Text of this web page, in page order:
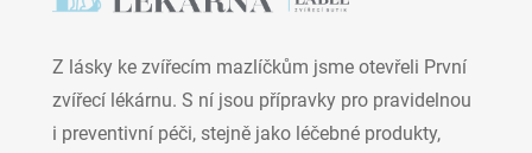
Z lásky ke zvířecím mazlíčkům jsme otevřeli První
zvířecí lékárnu. S ní jsou přípravky pro pravidelnou
i preventivní péči, stejně jako léčebné produkty,